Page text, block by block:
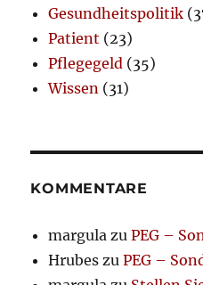
Gesundheitspolitik
Patient (23)
Pflegegeld (35)
Wissen (31)
KOMMENTARE
margula zuPEG –
Hrubes zuPEG –